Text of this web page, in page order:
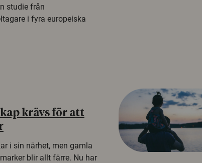
studie från
i fyra europeiska
krävs för att
i sin närhet, men gamla
blir allt färre. Nu har